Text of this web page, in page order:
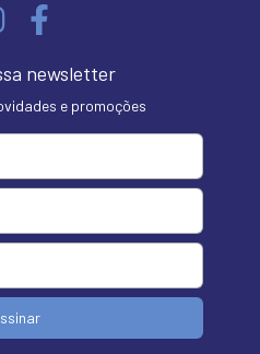
newsletter
e promoções